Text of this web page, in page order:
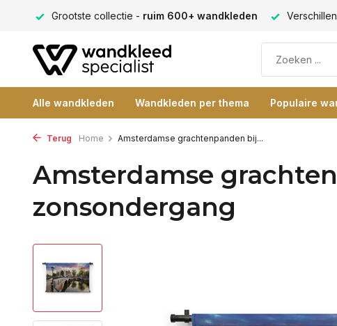
Grootste collectie - ruim 600+ wandkleden
Alle wandkleden Wandkleden per thema Populaire
Terug Home Amsterdamse grachtenpanden bij...
Amsterdamse
zonsondergang